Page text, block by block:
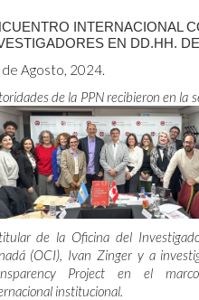
INTERNACIONAL
EN DD.HH.
Agosto, 2024.
de la PPN recibieron en la
de la Oficina del
(OCI), Ivan Zinger y a
Project en el
institucional.